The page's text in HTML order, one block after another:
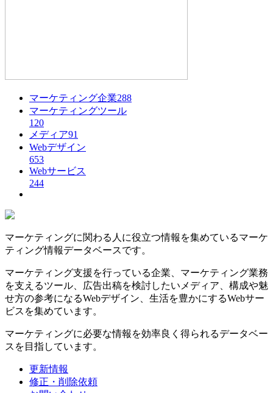
マーケティング企業288
マーケティングツール
120
メディア91
Webデザイン
653
Webサービス
244
マーケティングに関わる人に役立つ情報を集めているマーケ
ティング情報データベースです。
マーケティング支援を行っている企業、マーケティング業務
を支えるツール、広告出稿を検討したいメディア、構成や魅
せ方の参考になるWebデザイン、生活を豊かにするWebサー
ビスを集めています。
マーケティングに必要な情報を効率良く得られるデータベー
スを目指しています。
更新情報
修正・削除依頼